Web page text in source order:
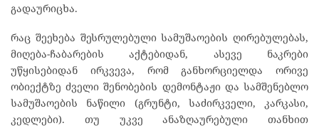
გადაურიცხა.
რაც შეეხება შესრულებული სამუშაოების ღირებულებას,
მიღება-ჩაბარების აქტებიდან, ასევე ნაკრები
უწყისებიდან ირკვევა, რომ განხორციელდა ორივე
ობიექტზე ძველი შენობების დემონტაჟი და სამშენებლო
სამუშაოების ნაწილი (გრუნტი, საძირკველი, კარკასი,
კედლები). თუ უკვე ანაზღაურებული თანხით